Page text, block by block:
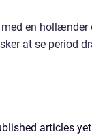
en hollænder
at se period
articles yet